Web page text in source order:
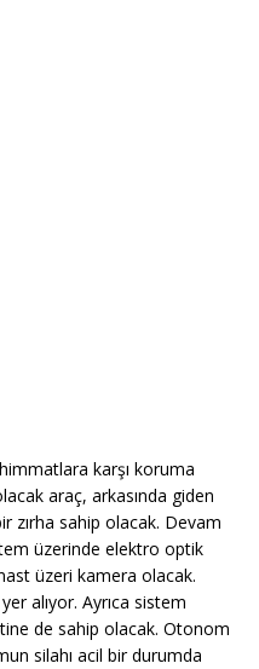
karşı koruma
araç, arkasında giden
zırha sahip olacak. Devam
üzerinde elektro optik
üzeri kamera olacak.
alıyor. Ayrıca sistem
de sahip olacak. Otonom
silahı acil bir durumda